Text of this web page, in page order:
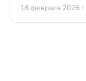
18 февраля 2026 г.